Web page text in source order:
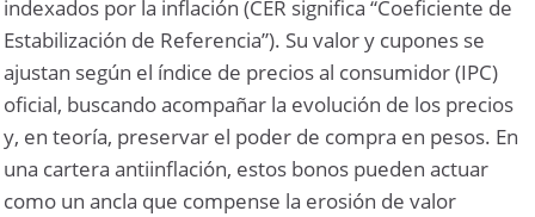
indexados por la inflación (CER significa “Coeficiente de
Estabilización de Referencia”). Su valor y cupones se
ajustan según el índice de precios al consumidor (IPC)
oficial, buscando acompañar la evolución de los precios
y, en teoría, preservar el poder de compra en pesos. En
una cartera antiinflación, estos bonos pueden actuar
como un ancla que compense la erosión de valor